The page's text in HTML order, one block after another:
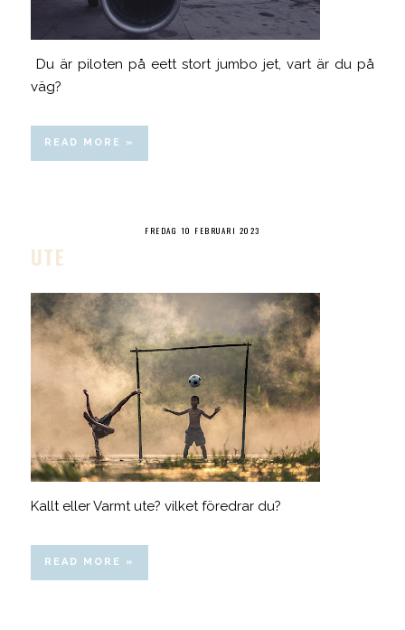
Du är piloten på eett stort jumbo jet, vart är du på
väg?
READ MORE »
FREDAG 10 FEBRUARI 2023
UTE
Kallt eller Varmt ute? vilket föredrar du?
READ MORE »